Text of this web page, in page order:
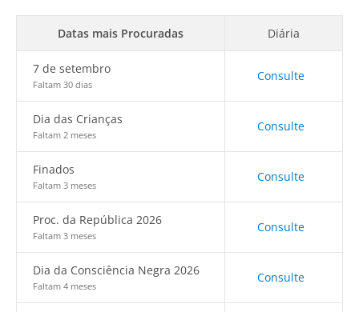
Datas mais Procuradas Diária
7 de setembro
Faltam 30 dias
Consulte
Dia das Crianças
Faltam 2 meses
Consulte
Finados
Faltam 3 meses
Consulte
Proc. da República 2026
Faltam 3 meses
Consulte
Dia da Consciência Negra 2026
Faltam 4 meses
Consulte